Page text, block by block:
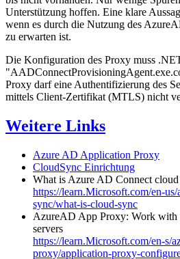
Unterstützung hoffen. Eine klare
wenn es durch die Nutzung des
zu erwarten ist.
Die Konfiguration des Proxy muss
Proxy darf eine Authentifizierung des
mittels Client-Zertifikat (MTLS) nicht
Weitere Links
Azure AD Application Proxy
CloudSync Einrichtung
What is Azure AD Connect cloud
https://learn.Microsoft.com/en-
sync/what-is-cloud-sync
AzureAD App Proxy: Work with
servers
https://learn.Microsoft.com/en-s/
proxy/application-proxy-